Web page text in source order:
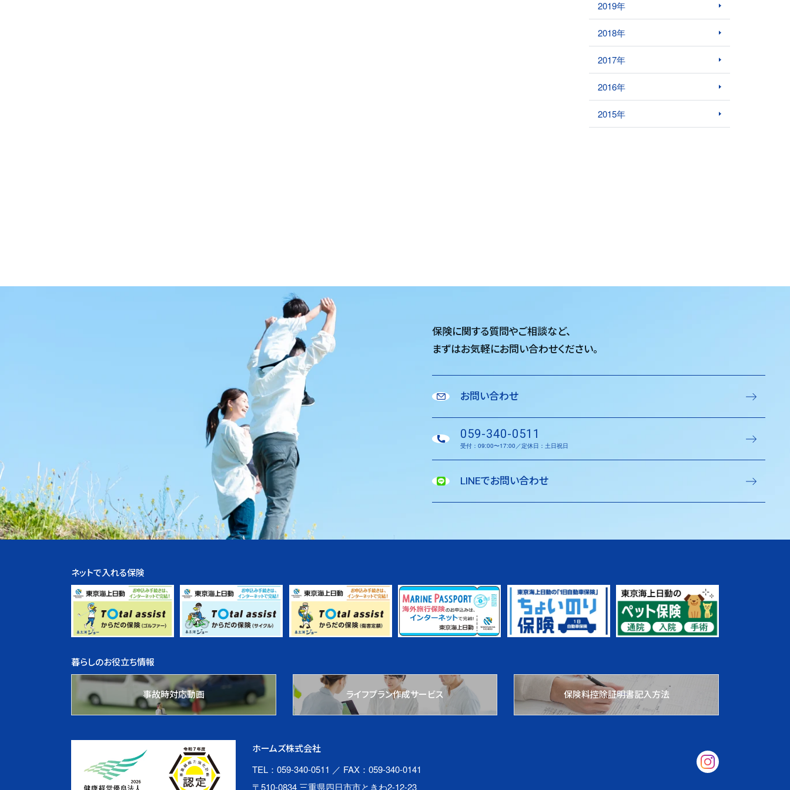
2019年
2018年
2017年
2016年
2015年
保険に関する質問やご相談など、
まずはお気軽にお問い合わせください。
お問い合わせ
059-340-0511
受付：09:00〜17:00／定休日：土日祝日
LINEでお問い合わせ
ネットで入れる保険
暮らしのお役立ち情報
事故時対応動画 ライフプラン作成サービス 保険料控除証明書記入方法
ホームズ株式会社
TEL：059-340-0511 ／ FAX：059-340-0141
〒510-0834 三重県四日市市ときわ2-12-23